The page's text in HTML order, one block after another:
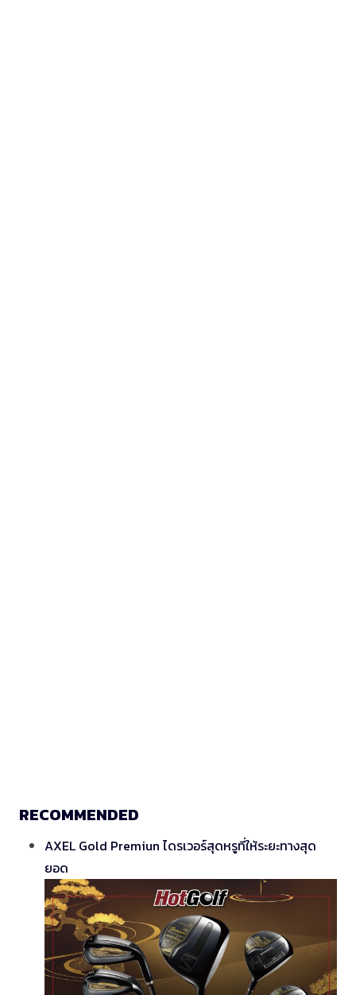
RECOMMENDED
AXEL Gold Premiun ไดรเวอร์สุดหรูที่ให้ระยะทางสุด
ยอด